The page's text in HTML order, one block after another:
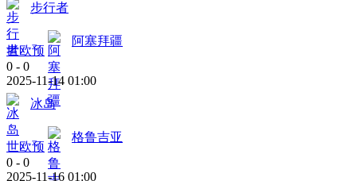
步行者
世欧预
阿塞拜疆
0 - 0
2025-11-14 01:00
冰岛
世欧预
格鲁吉亚
0 - 0
2025-11-16 01:00